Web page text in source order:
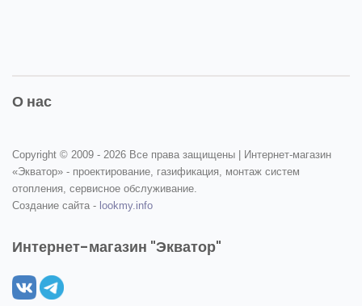
О нас
Copyright © 2009 - 2026 Все права защищены | Интернет-магазин
«Экватор» - проектирование, газификация, монтаж систем
отопления, сервисное обслуживание.
Создание сайта - lookmy.info
Интернет-магазин "Экватор"